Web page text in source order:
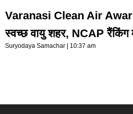
Varanasi Clean Air
स्वच्छ वायु शहर, NCAP रैंकिंग
Suryodaya Samachar 10:37 am